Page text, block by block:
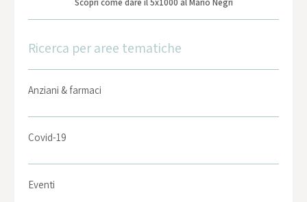
Scopri come dare il 5x1000 al Mario Negri
Ricerca per aree tematiche
Anziani & farmaci
Covid-19
Eventi